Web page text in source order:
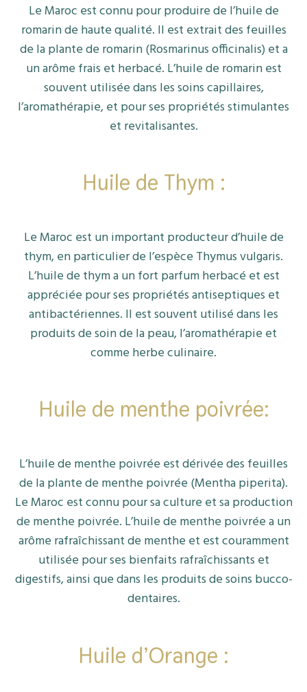
Le Maroc est connu pour produire de l’huile de
romarin de haute qualité. Il est extrait des feuilles
de la plante de romarin (Rosmarinus officinalis) et a
un arôme frais et herbacé. L’huile de romarin est
souvent utilisée dans les soins capillaires,
l’aromathérapie, et pour ses propriétés stimulantes
et revitalisantes.
Huile de Thym :
Le Maroc est un important producteur d’huile de
thym, en particulier de l’espèce Thymus vulgaris.
L’huile de thym a un fort parfum herbacé et est
appréciée pour ses propriétés antiseptiques et
antibactériennes. Il est souvent utilisé dans les
produits de soin de la peau, l’aromathérapie et
comme herbe culinaire.
Huile de menthe poivrée:
L’huile de menthe poivrée est dérivée des feuilles
de la plante de menthe poivrée (Mentha piperita).
Le Maroc est connu pour sa culture et sa production
de menthe poivrée. L’huile de menthe poivrée a un
arôme rafraîchissant de menthe et est couramment
utilisée pour ses bienfaits rafraîchissants et
digestifs, ainsi que dans les produits de soins bucco-
dentaires.
Huile d’Orange :